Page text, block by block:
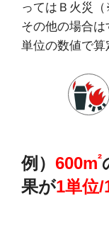
ってはＢ火災
その他の場合
単位の数値で算
例） 600m²
果が1単位/